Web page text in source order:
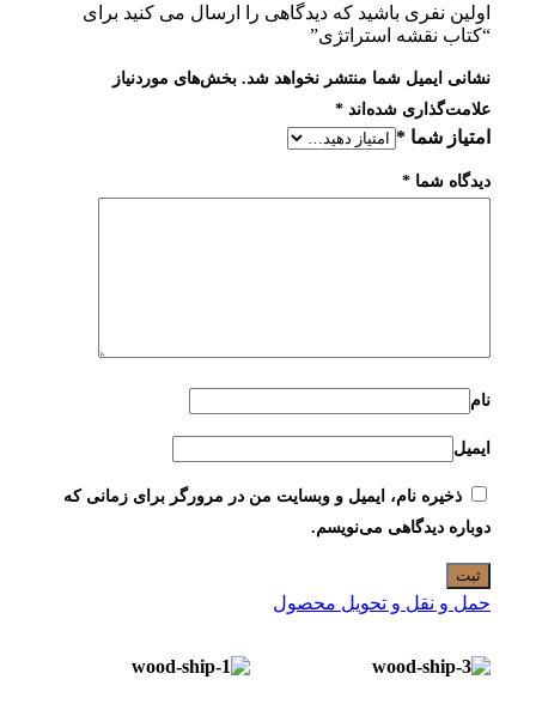
اولین نفری باشید که دیدگاهی را ارسال می کنید برای
“کتاب نقشه استراتژی”
نشانی ایمیل شما منتشر نخواهد شد. بخش‌های موردنیاز
علامت‌گذاری شده‌اند *
امتیاز شما *
دیدگاه شما *
نام
ایمیل
ذخیره نام، ایمیل و وبسایت من در مرورگر برای زمانی که
دوباره دیدگاهی می‌نویسم.
حمل و نقل و تحویل محصول